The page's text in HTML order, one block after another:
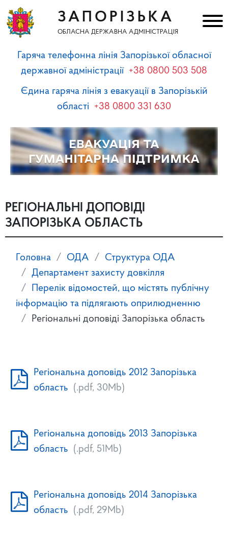
ЗАПОРІЗЬКА
ОБЛАСНА ДЕРЖАВНА АДМІНІСТРАЦІЯ
Гаряча телефонна лінія Запорізької обласної
державної адміністрації +38 0800 503 508
Єдина гаряча лінія з евакуації в Запорізькій
області +38 0800 331 630
РЕГІОНАЛЬНІ ДОПОВІДІ
ЗАПОРІЗЬКА ОБЛАСТЬ
Головна ОДА
Структура ОДА
Департамент захисту довкілля
Перелік відомостей, що містять публічну
інформацію та підлягають оприлюдненню
Регіональні доповіді Запорізька область
Регіональна доповідь 2012 Запорізька
область (.pdf, 30Mb)
Регіональна доповідь 2013 Запорізька
область (.pdf, 51Mb)
Регіональна доповідь 2014 Запорізька
область (.pdf, 29Mb)